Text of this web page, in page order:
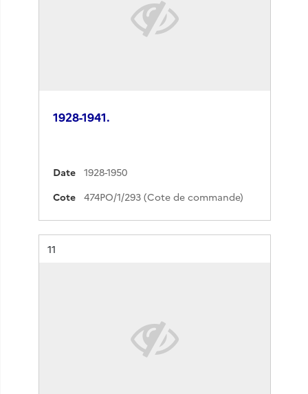
1928-1941.
Date
1928-1950
Cote
474PO/1/293 (Cote de commande)
Résultat n°
11